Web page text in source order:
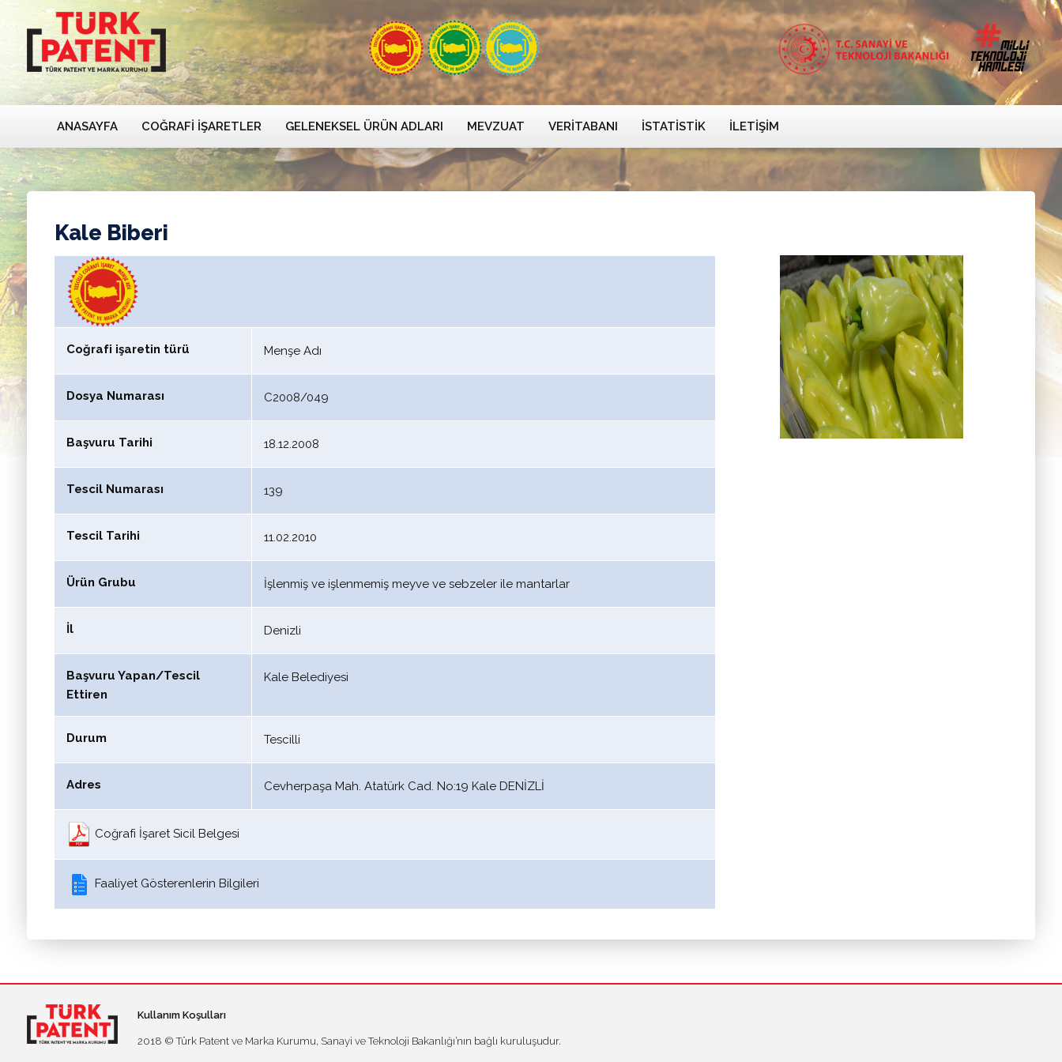
ANASAYFA COĞRAFI İŞARETLER GELENEKSEL ÜRÜN ADLARI MEVZUAT VERITABANI İSTATISTIK İLETIŞIM
Kale Biberi
Coğrafi işaretin türü Menşe Adı
Dosya Numarası C2008/049
Başvuru Tarihi 18.12.2008
Tescil Numarası 139
Tescil Tarihi 11.02.2010
Ürün Grubu İşlenmiş ve işlenmemiş meyve ve sebzeler ile mantarlar
İl Denizli
Başvuru Yapan/Tescil
Ettiren
Kale Belediyesi
Durum Tescilli
Adres Cevherpaşa Mah. Atatürk Cad. No:19 Kale DENİZLİ
Coğrafi İşaret Sicil Belgesi
Faaliyet Gösterenlerin Bilgileri
Kullanım Koşulları
2018 © Türk Patent ve Marka Kurumu, Sanayi ve Teknoloji Bakanlığı’nın bağlı kuruluşudur.